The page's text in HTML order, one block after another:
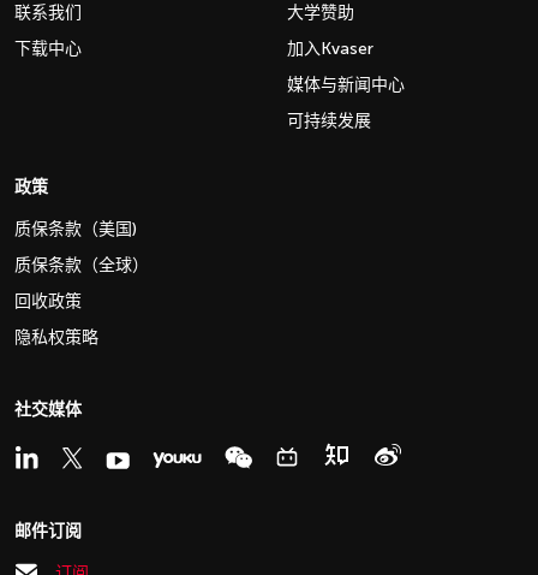
联系我们
下载中心
大学赞助
加入Kvaser
媒体与新闻中心
可持续发展
政策
质保条款（美国)
质保条款（全球）
回收政策
隐私权策略
社交媒体
邮件订阅